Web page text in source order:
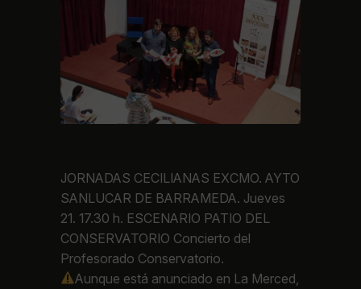
JORNADAS CECILIANAS EXCMO. AYTO
SANLUCAR DE BARRAMEDA. Jueves
21. 17.30 h. ESCENARIO PATIO DEL
CONSERVATORIO Concierto del
Profesorado Conservatorio.
Aunque está anunciado en La Merced,